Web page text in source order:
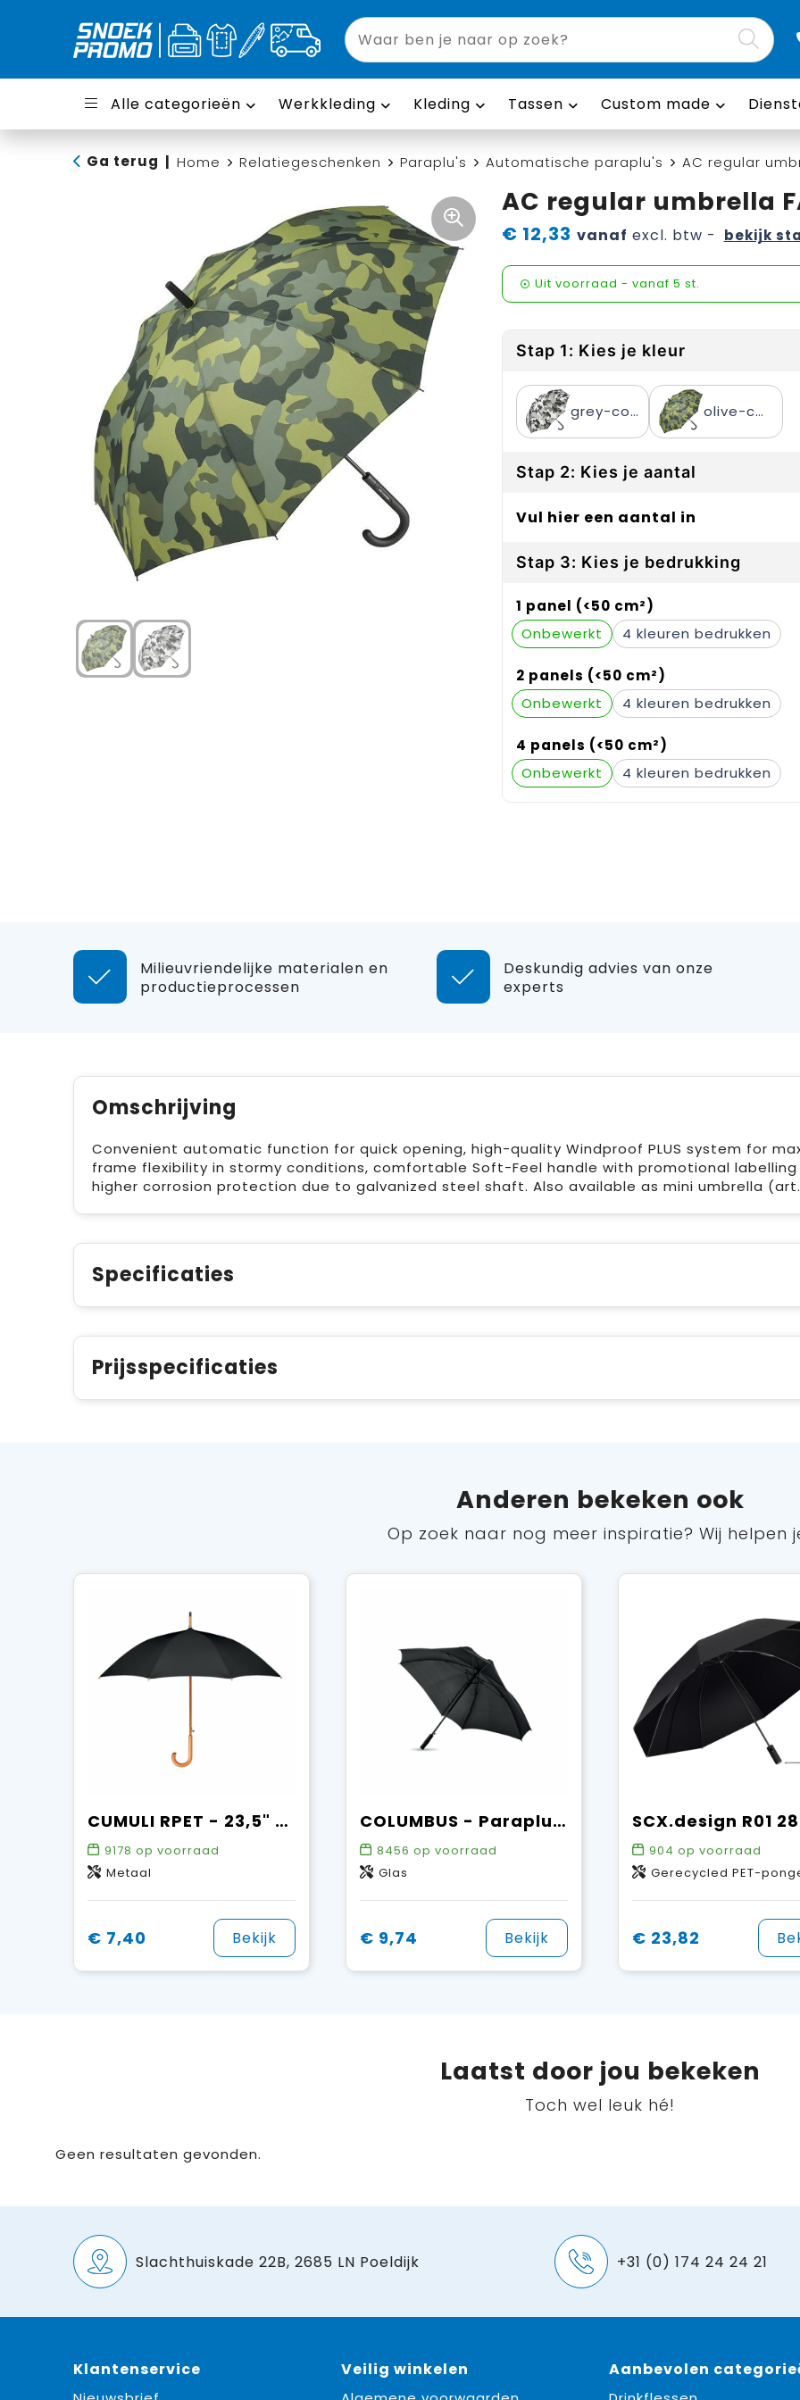
Alle categorieën Werkkleding Kleding Tassen Custom made
Ga terug Home Relatiegeschenken Paraplu's Automatische paraplu's AC regular
AC regular umbrella
€ 12,33 vanaf excl. btw - bekijk
Uit voorraad - vanaf 5 st.
Stap 1: Kies je kleur
grey-combi olive-combi
Stap 2: Kies je aantal
Vul hier een aantal in
Stap 3: Kies je bedrukking
1 panel (<50 cm²)
Onbewerkt
4
2 panels (<50 cm²)
Onbewerkt
4
4 panels (<50 cm²)
Onbewerkt
4
Milieuvriendelijke materialen en
productieprocessen
Deskundig advies van onze
experts
Omschrijving
Convenient automatic function for quick opening, high-quality Windproof PLUS system for
frame flexibility in stormy conditions, comfortable Soft-Feel handle with promotional
higher corrosion protection due to galvanized steel shaft. Also available as mini umbrella
Specificaties
Prijsspecificaties
Anderen bekeken ook
Op zoek naar nog meer inspiratie? Wij helpen
CUMULI RPET - 23,5" paraplu RPET
9178 op voorraad
Metaal
€ 7,40 Bekijk
COLUMBUS - Paraplu vierkant windbestendig
8456 op voorraad
Glas
€ 9,74 Bekijk
904 op voorraad
Gerecycled PET-pongee polyester, ABS-
€ 23,82
Laatst door jou bekeken
Toch wel leuk hé!
Geen resultaten gevonden.
Slachthuiskade 22B, 2685 LN Poeldijk +31 (0) 174 24 24 21
Klantenservice Veilig winkelen Aanbevolen